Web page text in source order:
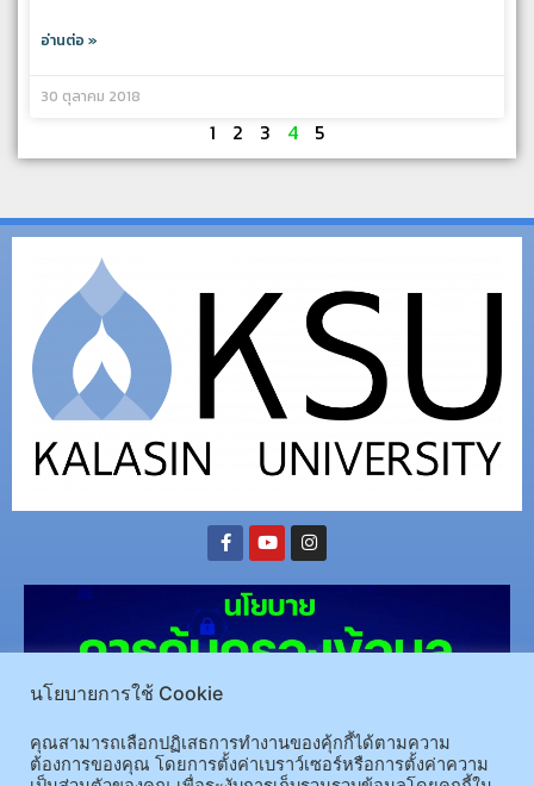
อ่านต่อ »
30 ตุลาคม 2018
1 2 3 4 5
นโยบายการใช้ Cookie
คุณสามารถเลือกปฏิเสธการทำงานของคุ้กกี้ได้ตามความ
ต้องการของคุณ โดยการตั้งค่าเบราว์เซอร์หรือการตั้งค่าความ